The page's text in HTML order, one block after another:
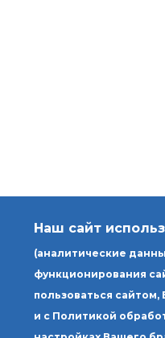
Наш сайт
(аналитические
функционирования
пользоваться
и с Политикой